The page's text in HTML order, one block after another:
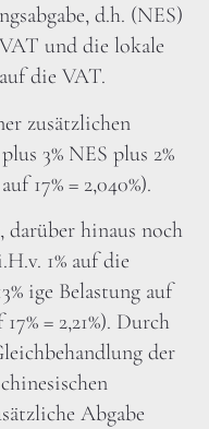
d.h. (NES)
und die lokale
die VAT.
zusätzlichen
3% NES plus 2%
17% = 2,040%).
darüber hinaus noch
1% auf die
ige Belastung auf
= 2,21%). Durch
der
Abgabe